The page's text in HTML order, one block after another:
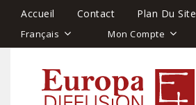
Accueil Contact Plan Du Site
Français Mon Compte